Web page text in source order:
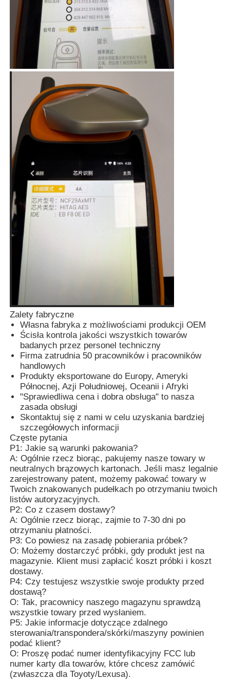
O nas
Wycieczka po fabryce
Kontrola jakości
Skontaktuj się z nami
Aktualności
Wszystkie przypadki
Klucze automatyczne
obudowa kluczyka samochodowego
Ostrza kluczyka samochodowego
Frez kątowy jednostronny
programista kluczy samochodowych
chip transpondera
Automat do dorabiania kluczy
KEYDIY Inteligentny klucz
Zalety fabryczne
Własna fabryka z możliwościami produkcji OEM
Ścisła kontrola jakości wszystkich towarów
badanych przez personel techniczny
Firma zatrudnia 50 pracowników i pracowników
handlowych
Produkty eksportowane do Europy, Ameryki
Północnej, Azji Południowej, Oceanii i Afryki
"Sprawiedliwa cena i dobra obsługa" to nasza
zasada obsługi
Skontaktuj się z nami w celu uzyskania bardziej
szczegółowych informacji
Częste pytania
P1: Jakie są warunki pakowania?
A: Ogólnie rzecz biorąc, pakujemy nasze towary w
neutralnych brązowych kartonach. Jeśli masz legalnie
zarejestrowany patent, możemy pakować towary w
Twoich znakowanych pudełkach po otrzymaniu twoich
listów autoryzacyjnych.
P2: Co z czasem dostawy?
A: Ogólnie rzecz biorąc, zajmie to 7-30 dni po
otrzymaniu płatności.
P3: Co powiesz na zasadę pobierania próbek?
O: Możemy dostarczyć próbki, gdy produkt jest na
magazynie. Klient musi zapłacić koszt próbki i koszt
dostawy.
P4: Czy testujesz wszystkie swoje produkty przed
dostawą?
O: Tak, pracownicy naszego magazynu sprawdzą
wszystkie towary przed wysłaniem.
P5: Jakie informacje dotyczące zdalnego
sterowania/transpondera/skórki/maszyny powinien
podać klient?
O: Proszę podać numer identyfikacyjny FCC lub
numer karty dla towarów, które chcesz zamówić
(zwłaszcza dla Toyoty/Lexusa).